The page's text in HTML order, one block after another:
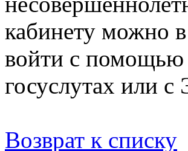
кабинету можно
войти с помощью
госуслутах или
Возврат к списку